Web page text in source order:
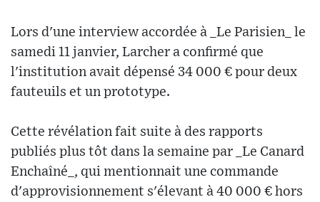
Lors d'une interview accordée à _Le Parisien_ le
samedi 11 janvier, Larcher a confirmé que
l'institution avait dépensé 34 000 € pour deux
fauteuils et un prototype.
Cette révélation fait suite à des rapports
publiés plus tôt dans la semaine par _Le Canard
Enchaîné_, qui mentionnait une commande
d'approvisionnement s'élevant à 40 000 € hors